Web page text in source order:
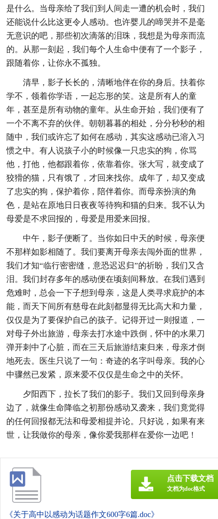
是什么。当母亲给了我们到人间走一遭的机会时，我们
还能说什么比这更令人感动。也许婴儿的啼哭并不是毫
无意识的吧，那些初次滴落的泪珠，我想是为母亲而流
的。从那一刻起，我们每个人生命中便有了一个影子，
跟随着你，让你永不孤独。
清早，影子长长的，清晰地伴在你的身后。扶着你
学不，领着你学语，一起忘形的笑。这是所有人的童
年，甚至是所有动物的童年。从生命开始，我们便有了
一个不离不弃的伙伴。朝朝暮暮的相处，分分秒秒的相
随中，我们或许忘了如何在感动，其实这感动已溶入习
惯之中。有人说孩子小的时候像一只忠实的狗，你骂
他，打他，他都跟着你，依靠着你。张大写，就变成了
狡猾的猫，只有饿了，才回来找你。成年了，却又变成
了忠实的狗，保护着你，陪伴着你。而母亲扮演的角
色，是站在原地日日夜夜等待狗和猫的归来。我不认为
母爱是不求回报的，母爱是用爱来回报。
中午，影子便断了。当你如日中天的时候，母亲便
不那样如影相随了。我们要离开母亲去闯外面的世界，
我们才知“临行密密缝，意恐迟迟归”的祈盼，我们又含
泪。我们封存多年的感动便在顷刻间释放。在我们遇到
危难时，总会一下子想到母亲，这是人类寻求庇护的本
能，而天下间所有慈母在此刻都显得无比高大和力量，
仅仅是为了要保护自己的孩子。记得开过一则报道，一
对母子外出旅游，母亲去打水途中跌倒，怀中的水果刀
弹开刺中了心脏，而在三天后旅游结束归来，母亲才倒
地死去。医生只说了一句：奇迹的名字叫母亲。我的心
中骤然已发紧，原来爱不仅仅是生命之中的关怀。
夕阳西下，拉长了我们的影子。我们又回到母亲身
边了，就像生命降临之初那份感动又袭来，我们竟觉得
的任何回报都无法和母爱相提并论。只好说，如果有来
世，让我做你的母亲，像你爱我那样在爱你一边吧！
《关于高中以感动为话题作文600字6篇.doc》
点击下载文档
文档为doc格式